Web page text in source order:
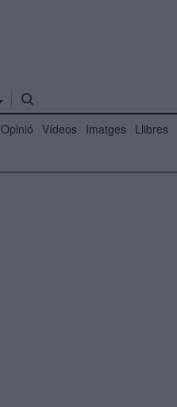
Opinió Vídeos Imatges Llibres